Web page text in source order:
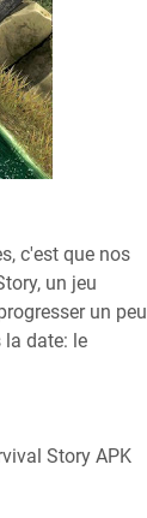
c'est que nos
un jeu
un peu
la date: le
Story APK